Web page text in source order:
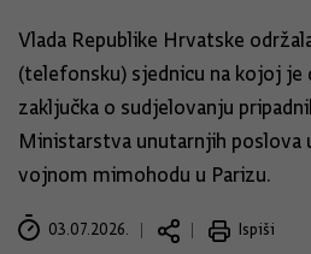
Vlada Republike Hrvatske
(telefonsku) sjednicu na kojoj je
zaključka o sudjelovanju
Ministarstva unutarnjih poslova
vojnom mimohodu u Parizu.
03.07.2026. Ispiši